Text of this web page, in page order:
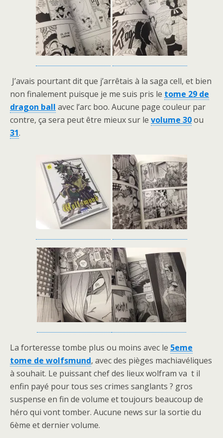
J’avais pourtant dit que j’arrêtais à la saga cell, et bien
non finalement puisque je me suis pris le tome 29 de
dragon ball avec l’arc boo. Aucune page couleur par
contre, ça sera peut être mieux sur le volume 30ou
31.
La forteresse tombe plus ou moins avec le 5eme
tome de wolfsmund, avec des pièges machiavéliques
à souhait. Le puissant chef des lieux wolfram va t il
enfin payé pour tous ses crimes sanglants ? gros
suspense en fin de volume et toujours beaucoup de
héro qui vont tomber. Aucune news sur la sortie du
6ème et dernier volume.